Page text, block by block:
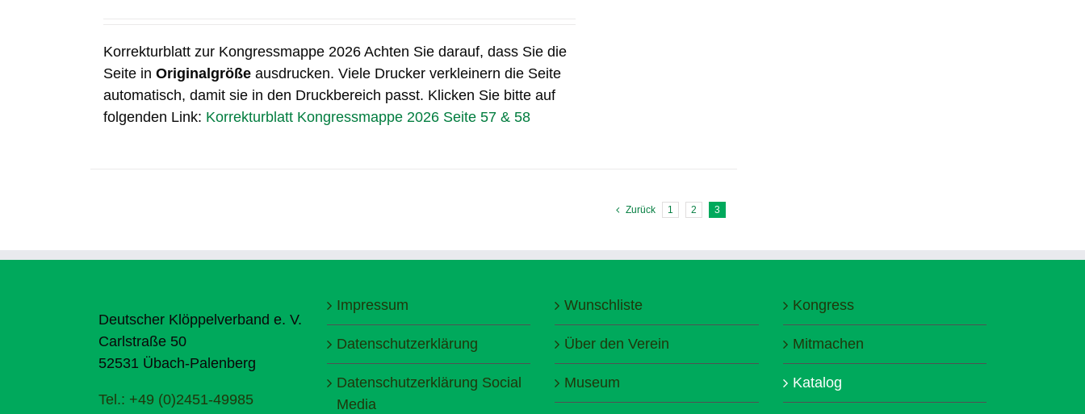
Korrekturblatt zur Kongressmappe 2026 Achten Sie darauf, dass Sie die
Seite inOriginalgröße ausdrucken. Viele Drucker verkleinern die Seite
automatisch, damit sie in den Druckbereich passt. Klicken Sie bitte auf
folgenden Link: Korrekturblatt Kongressmappe 2026 Seite 57 & 58
Zurück 1 2 3
Deutscher Klöppelverband e. V.
Carlstraße 50
52531 Übach-Palenberg
Tel.: +49 (0)2451-49985
Impressum
Datenschutzerklärung
Datenschutzerklärung Social
Media
Wunschliste
Über den Verein
Museum
Kongress
Mitmachen
Katalog